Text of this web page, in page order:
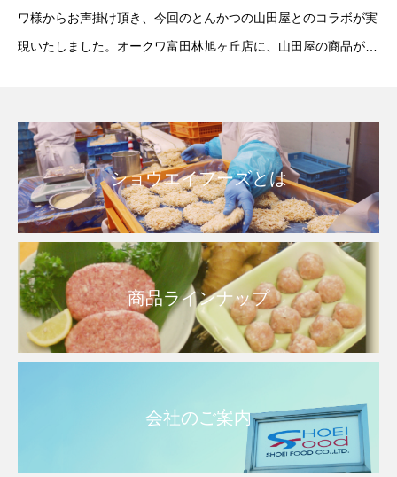
ワ様からお声掛け頂き、今回のとんかつの山田屋とのコラボが実
現いたしました。オークワ富田林旭ヶ丘店に、山田屋の商品が並
ショウエイフーズとは
商品ラインナップ
会社のご案内